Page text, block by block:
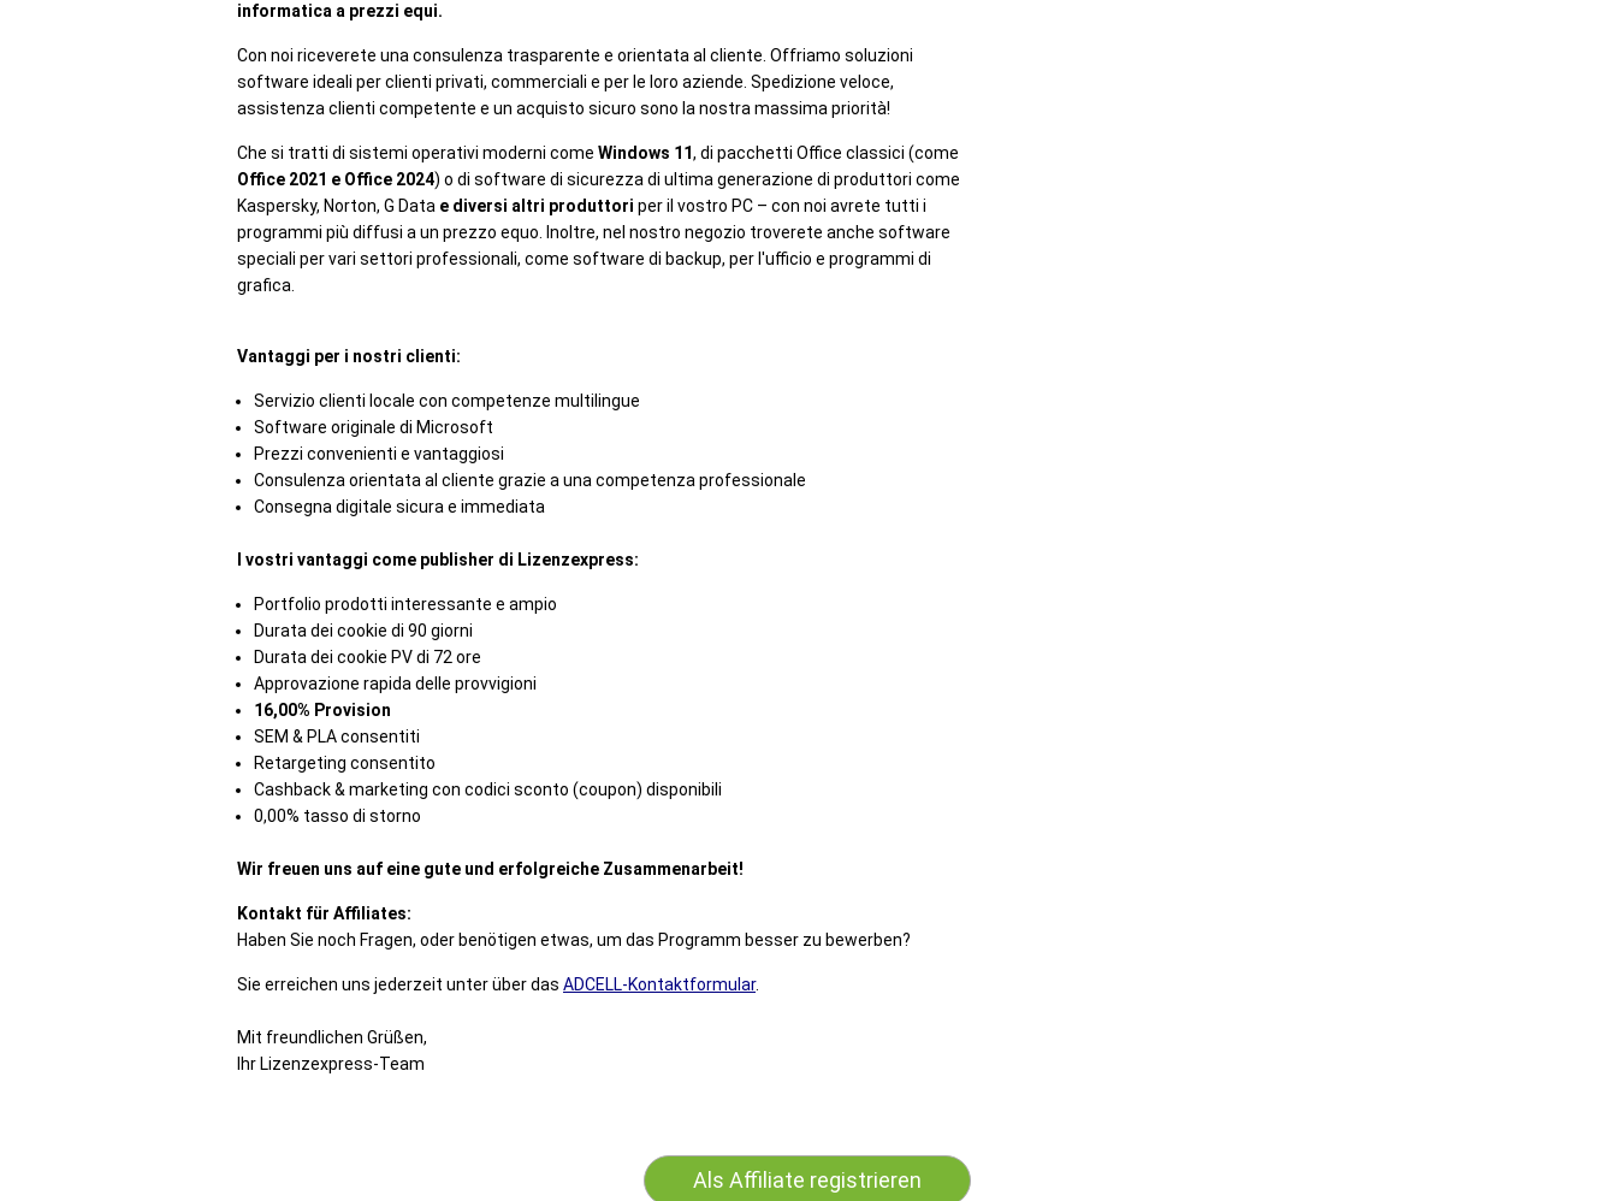
informatica a prezzi equi.
Con noi riceverete una consulenza trasparente e orientata al cliente. Offriamo soluzioni
software ideali per clienti privati, commerciali e per le loro aziende. Spedizione veloce,
assistenza clienti competente e un acquisto sicuro sono la nostra massima priorità!
Che si tratti di sistemi operativi moderni come Windows 11, di pacchetti Office classici (come
Office 2021 e Office 2024) o di software di sicurezza di ultima generazione di produttori come
Kaspersky, Norton, G Data e diversi altri produttori per il vostro PC – con noi avrete tutti i
programmi più diffusi a un prezzo equo. Inoltre, nel nostro negozio troverete anche software
speciali per vari settori professionali, come software di backup, per l'ufficio e programmi di
grafica.
Vantaggi per i nostri clienti:
Servizio clienti locale con competenze multilingue
Software originale di Microsoft
Prezzi convenienti e vantaggiosi
Consulenza orientata al cliente grazie a una competenza professionale
Consegna digitale sicura e immediata
I vostri vantaggi come publisher di Lizenzexpress:
Portfolio prodotti interessante e ampio
Durata dei cookie di 90 giorni
Durata dei cookie PV di 72 ore
Approvazione rapida delle provvigioni
16,00% Provision
SEM & PLA consentiti
Retargeting consentito
Cashback & marketing con codici sconto (coupon) disponibili
0,00% tasso di storno
Wir freuen uns auf eine gute und erfolgreiche Zusammenarbeit!
Kontakt für Affiliates:
Haben Sie noch Fragen, oder benötigen etwas, um das Programm besser zu bewerben?
Sie erreichen uns jederzeit unter über das ADCELL-Kontaktformular.
Mit freundlichen Grüßen,
Ihr Lizenzexpress-Team
Als Affiliate registrieren